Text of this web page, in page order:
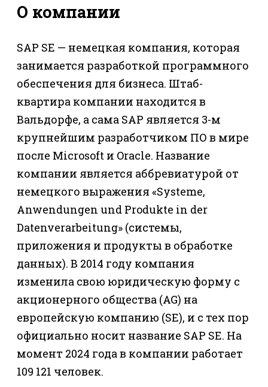
О компании
SAP SE — немецкая компания, которая
занимается разработкой программного
обеспечения для бизнеса. Штаб-
квартира компании находится в
Вальдорфе, а сама SAP является 3-м
крупнейшим разработчиком ПО в мире
после Microsoft и Oracle. Название
компании является аббревиатурой от
немецкого выражения «Systeme,
Anwendungen und Produkte in der
Datenverarbeitung» (системы,
приложения и продукты в обработке
данных). В 2014 году компания
изменила свою юридическую форму с
акционерного общества (AG) на
европейскую компанию (SE), и с тех пор
официально носит название SAP SE. На
момент 2024 года в компании работает
109 121 человек.